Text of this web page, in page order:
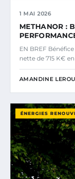
1 MAI 2026
METHANOR :
EN BREF
nette de 715 K€
AMANDINE
ÉNERGIES